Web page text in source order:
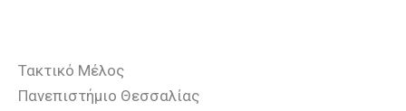
Τακτικό Μέλος
Πανεπιστήμιο Θεσσαλίας